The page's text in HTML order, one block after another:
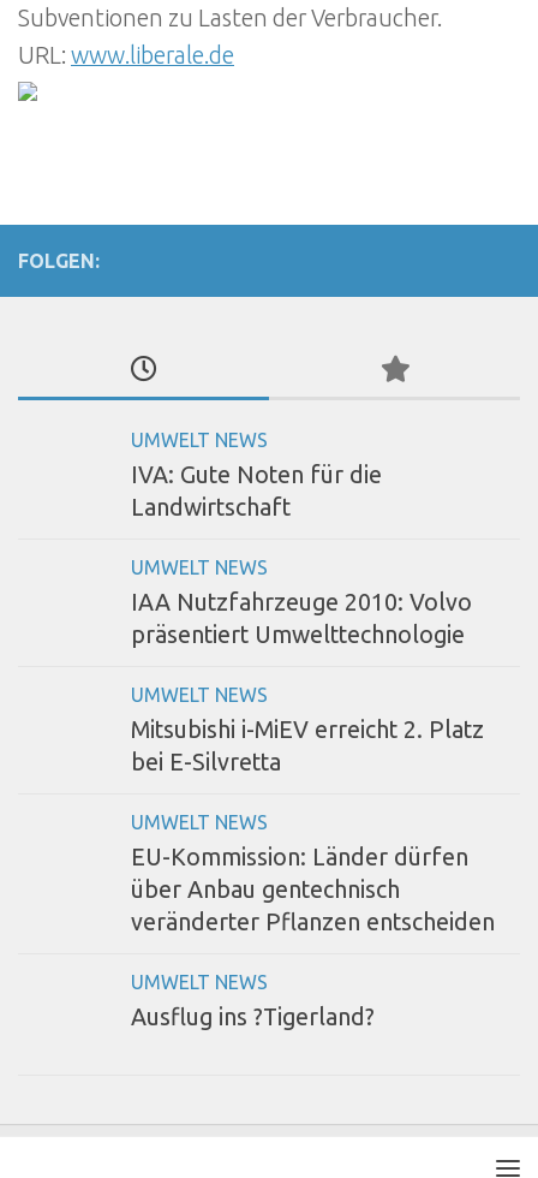
Subventionen zu Lasten der Verbraucher.
URL: www.liberale.de
FOLGEN:
UMWELT NEWS
IVA: Gute Noten für die
Landwirtschaft
UMWELT NEWS
IAA Nutzfahrzeuge 2010: Volvo
präsentiert Umwelttechnologie
UMWELT NEWS
Mitsubishi i-MiEV erreicht 2. Platz
bei E-Silvretta
UMWELT NEWS
EU-Kommission: Länder dürfen
über Anbau gentechnisch
veränderter Pflanzen entscheiden
UMWELT NEWS
Ausflug ins ?Tigerland?